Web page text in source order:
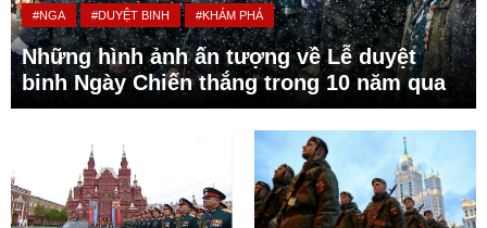
#NGA #DUYỆT BINH #KHÁM PHÁ
Những hình ảnh ấn tượng về Lễ duyệt
binh Ngày Chiến thắng trong 10 năm qua